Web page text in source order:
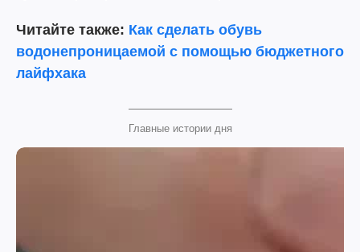
Читайте также: Как сделать обувь
водонепроницаемой с помощью бюджетного
лайфхака
Главные истории дня